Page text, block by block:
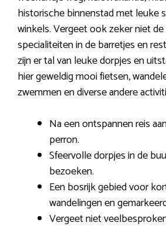
historische binnenstad met leuke
winkels. Vergeet ook zeker niet
specialiteiten in de barretjes en
zijn er tal van leuke dorpjes en
hier geweldig mooi fietsen,
zwemmen en diverse andere
Na een ontspannen reis
perron.
Sfeervolle dorpjes in de
bezoeken.
Een bosrijk gebied voor
wandelingen en
Vergeet niet